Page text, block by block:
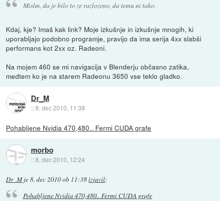
Mislm, da je bilo to ze razlozeno, da temu ni tako.
Kdaj, kje? Imaš kak link? Moje izkušnje in izkušnje mnogih, ki
uporabljajo podobno programje, pravijo da ima serija 4xx slabši
performans kot 2xx oz. Radeoni.
Na mojem 460 se mi navigacija v Blenderju občasno zatika,
medtem ko je na starem Radeonu 3650 vse teklo gladko.
Dr_M
::8. dec 2010, 11:38
Pohabljene Nvidia 470,480.. Fermi CUDA grafe
morbo
::8. dec 2010, 12:24
Dr_Mje8. dec 2010 ob 11:38izjavil:
Pohabljene Nvidia 470,480.. Fermi CUDA grafe